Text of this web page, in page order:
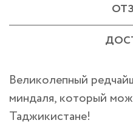
Великолепный
миндаля, который
Таджикистане!